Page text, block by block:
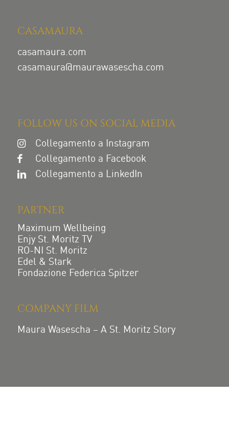
CASAMAURA
casamaura.com
casamaura@maurawasescha.com
FOLLOW US ON SOCIAL MEDIA
Collegamento a Instagram
Collegamento a Facebook
Collegamento a LinkedIn
PARTNER
Maximum Wellbeing
Enjy St. Moritz TV
RO-NI St. Moritz
Edel & Stark
Fondazione Federica Spitzer
COMPANY FILM
Maura Wasescha – A St. Moritz Story